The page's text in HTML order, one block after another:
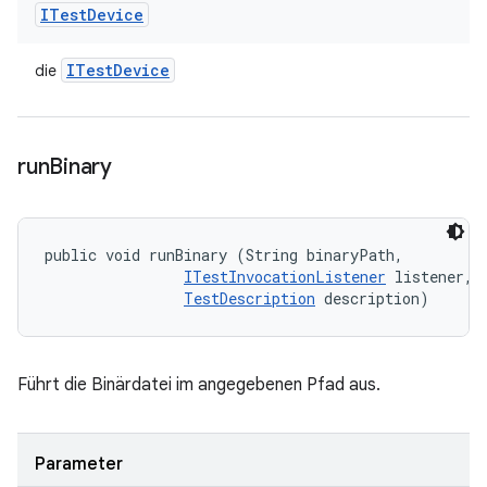
ITestDevice
die ITestDevice
runBinary
public void runBinary (String binaryPath,
ITestInvocationListener listener,
TestDescription description)
Führt die Binärdatei im angegebenen Pfad aus.
Parameter